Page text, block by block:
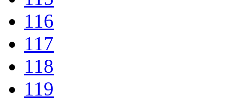
116
117
118
119